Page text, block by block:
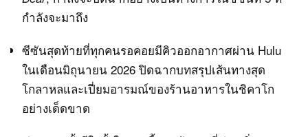
กำลังจะมาถึง
ซีซันสุดท้ายที่ทุกคนรอคอยมีคิวออกอากาศผ่าน Hulu
ในเดือนมิถุนายน 2026 ปิดฉากบทสรุปเส้นทางสุด
โกลาหลและเปี่ยมอารมณ์ของร้านอาหารในชิคาโก
อย่างเด็ดขาด